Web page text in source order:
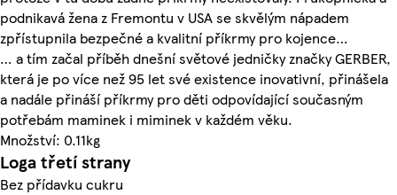
podnikavá žena z Fremontu v USA se skvělým nápadem
zpřístupnila bezpečné a kvalitní příkrmy pro kojence…
… a tím začal příběh dnešní světové jedničky značky GERBER,
která je po více než 95 let své existence inovativní, přinášela
a nadále přináší příkrmy pro děti odpovídající současným
potřebám maminek i miminek v každém věku.
Množství: 0.11kg
Loga třetí strany
Bez přídavku cukru